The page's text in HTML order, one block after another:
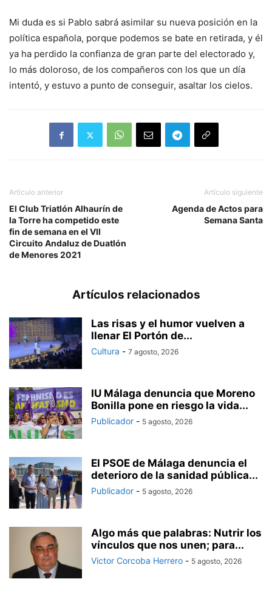
Mi duda es si Pablo sabrá asimilar su nueva posición en la
política española, porque podemos se bate en retirada, y él
ya ha perdido la confianza de gran parte del electorado y,
lo más doloroso, de los compañeros con los que un día
intentó, y estuvo a punto de conseguir, asaltar los cielos.
Artículo anterior
El Club Triatlón Alhaurín de
la Torre ha competido este
fin de semana en el VII
Circuito Andaluz de Duatlón
de Menores 2021
Artículo siguiente
Agenda de Actos para
Semana Santa
Artículos relacionados
Las risas y el humor vuelven a
llenar El Portón de...
Cultura - 7 agosto, 2026
IU Málaga denuncia que Moreno
Bonilla pone en riesgo la vida...
Publicador - 5 agosto, 2026
El PSOE de Málaga denuncia el
deterioro de la sanidad pública...
Publicador - 5 agosto, 2026
Algo más que palabras: Nutrir los
vínculos que nos unen; para...
Victor Corcoba Herrero - 5 agosto, 2026